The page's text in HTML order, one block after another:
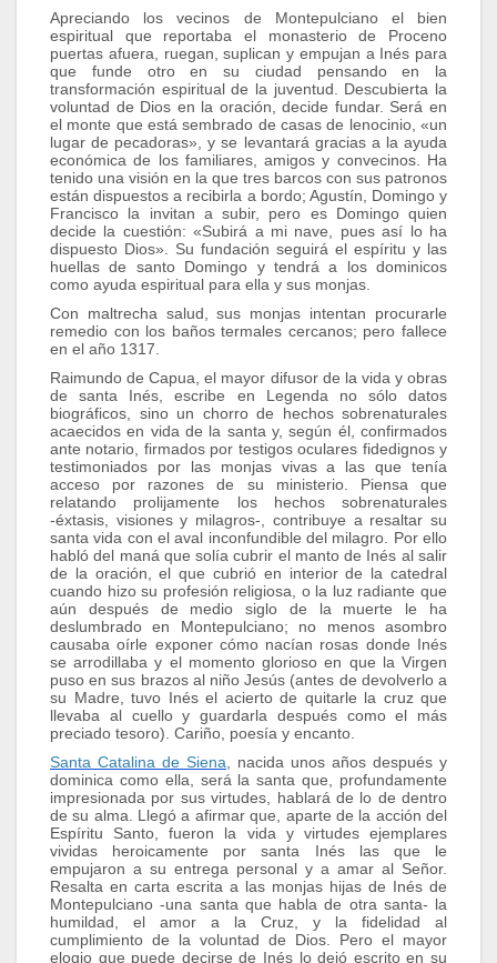
Apreciando los vecinos de Montepulciano el bien
espiritual que reportaba el monasterio de Proceno
puertas afuera, ruegan, suplican y empujan a Inés para
que funde otro en su ciudad pensando en la
transformación espiritual de la juventud. Descubierta la
voluntad de Dios en la oración, decide fundar. Será en
el monte que está sembrado de casas de lenocinio, «un
lugar de pecadoras», y se levantará gracias a la ayuda
económica de los familiares, amigos y convecinos. Ha
tenido una visión en la que tres barcos con sus patronos
están dispuestos a recibirla a bordo; Agustín, Domingo y
Francisco la invitan a subir, pero es Domingo quien
decide la cuestión: «Subirá a mi nave, pues así lo ha
dispuesto Dios». Su fundación seguirá el espíritu y las
huellas de santo Domingo y tendrá a los dominicos
como ayuda espiritual para ella y sus monjas.
Con maltrecha salud, sus monjas intentan procurarle
remedio con los baños termales cercanos; pero fallece
en el año 1317.
Raimundo de Capua, el mayor difusor de la vida y obras
de santa Inés, escribe en Legenda no sólo datos
biográficos, sino un chorro de hechos sobrenaturales
acaecidos en vida de la santa y, según él, confirmados
ante notario, firmados por testigos oculares fidedignos y
testimoniados por las monjas vivas a las que tenía
acceso por razones de su ministerio. Piensa que
relatando prolijamente los hechos sobrenaturales
-éxtasis, visiones y milagros-, contribuye a resaltar su
santa vida con el aval inconfundible del milagro. Por ello
habló del maná que solía cubrir el manto de Inés al salir
de la oración, el que cubrió en interior de la catedral
cuando hizo su profesión religiosa, o la luz radiante que
aún después de medio siglo de la muerte le ha
deslumbrado en Montepulciano; no menos asombro
causaba oírle exponer cómo nacían rosas donde Inés
se arrodillaba y el momento glorioso en que la Virgen
puso en sus brazos al niño Jesús (antes de devolverlo a
su Madre, tuvo Inés el acierto de quitarle la cruz que
llevaba al cuello y guardarla después como el más
preciado tesoro). Cariño, poesía y encanto.
Santa Catalina de Siena, nacida unos años después y
dominica como ella, será la santa que, profundamente
impresionada por sus virtudes, hablará de lo de dentro
de su alma. Llegó a afirmar que, aparte de la acción del
Espíritu Santo, fueron la vida y virtudes ejemplares
vividas heroicamente por santa Inés las que le
empujaron a su entrega personal y a amar al Señor.
Resalta en carta escrita a las monjas hijas de Inés de
Montepulciano -una santa que habla de otra santa- la
humildad, el amor a la Cruz, y la fidelidad al
cumplimiento de la voluntad de Dios. Pero el mayor
elogio que puede decirse de Inés lo dejó escrito en su